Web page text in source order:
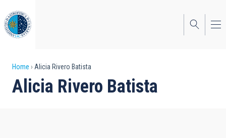
to
main
content
Breadcrumb
Home Alicia Rivero Batista
Alicia Rivero Batista